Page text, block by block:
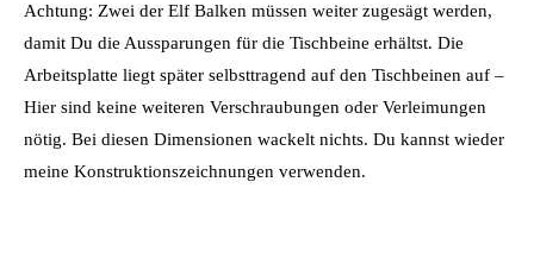
Achtung: Zwei der Elf Balken müssen weiter zugesägt werden,
damit Du die Aussparungen für die Tischbeine erhältst. Die
Arbeitsplatte liegt später selbsttragend auf den Tischbeinen auf –
Hier sind keine weiteren Verschraubungen oder Verleimungen
nötig. Bei diesen Dimensionen wackelt nichts. Du kannst wieder
meine Konstruktionszeichnungen verwenden.